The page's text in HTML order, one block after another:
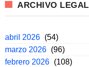
ARCHIVO LEGAL
abril 2026 (54)
marzo 2026 (96)
febrero 2026 (108)